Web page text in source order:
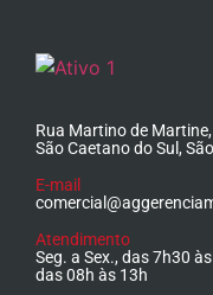
Rua Martino de
São Caetano do Sul,
E-mail
Atendimento
Seg. a Sex., das 7h30
das 08h às 13h